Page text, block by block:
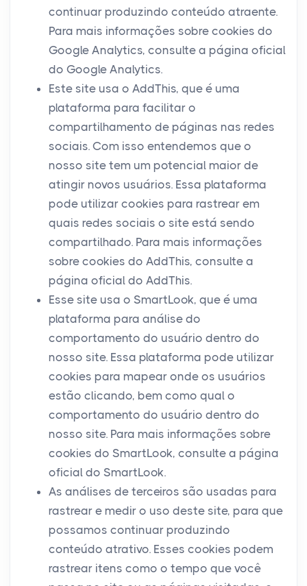
continuar produzindo conteúdo atraente.
Para mais informações sobre cookies do
Google Analytics, consulte a página oficial
do Google Analytics.
Este site usa o AddThis, que é uma
plataforma para facilitar o
compartilhamento de páginas nas redes
sociais. Com isso entendemos que o
nosso site tem um potencial maior de
atingir novos usuários. Essa plataforma
pode utilizar cookies para rastrear em
quais redes sociais o site está sendo
compartilhado. Para mais informações
sobre cookies do AddThis, consulte a
página oficial do AddThis.
Esse site usa o SmartLook, que é uma
plataforma para análise do
comportamento do usuário dentro do
nosso site. Essa plataforma pode utilizar
cookies para mapear onde os usuários
estão clicando, bem como qual o
comportamento do usuário dentro do
nosso site. Para mais informações sobre
cookies do SmartLook, consulte a página
oficial do SmartLook.
As análises de terceiros são usadas para
rastrear e medir o uso deste site, para que
possamos continuar produzindo
conteúdo atrativo. Esses cookies podem
rastrear itens como o tempo que você